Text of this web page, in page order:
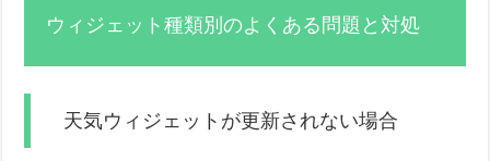
ウィジェット種類別のよくある問題と対処
天気ウィジェットが更新されない場合